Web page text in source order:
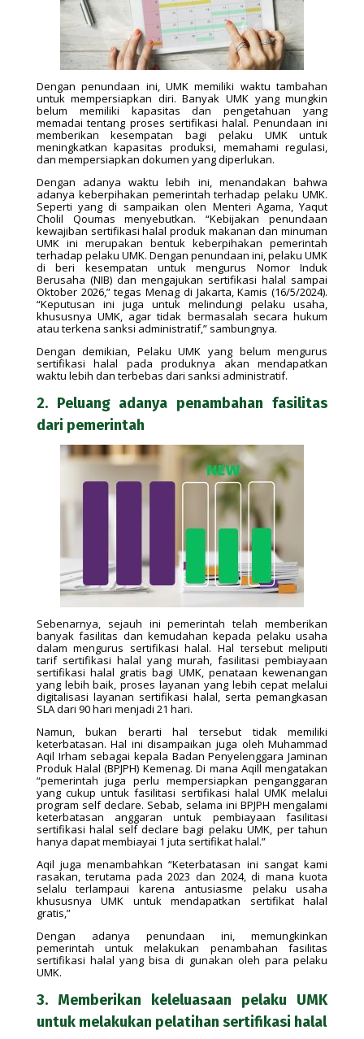
Dengan penundaan ini, UMK memiliki waktu tambahan
untuk mempersiapkan diri. Banyak UMK yang mungkin
belum memiliki kapasitas dan pengetahuan yang
memadai tentang proses sertifikasi halal. Penundaan ini
memberikan kesempatan bagi pelaku UMK untuk
meningkatkan kapasitas produksi, memahami regulasi,
dan mempersiapkan dokumen yang diperlukan.
Dengan adanya waktu lebih ini, menandakan bahwa
adanya keberpihakan pemerintah terhadap pelaku UMK.
Seperti yang di sampaikan olen Menteri Agama, Yaqut
Cholil Qoumas menyebutkan. “Kebijakan penundaan
kewajiban sertifikasi halal produk makanan dan minuman
UMK ini merupakan bentuk keberpihakan pemerintah
terhadap pelaku UMK. Dengan penundaan ini, pelaku UMK
di beri kesempatan untuk mengurus Nomor Induk
Berusaha (NIB) dan mengajukan sertifikasi halal sampai
Oktober 2026,” tegas Menag di Jakarta, Kamis (16/5/2024).
“Keputusan ini juga untuk melindungi pelaku usaha,
khususnya UMK, agar tidak bermasalah secara hukum
atau terkena sanksi administratif,” sambungnya.
Dengan demikian, Pelaku UMK yang belum mengurus
sertifikasi halal pada produknya akan mendapatkan
waktu lebih dan terbebas dari sanksi administratif.
2. Peluang adanya penambahan fasilitas
dari pemerintah
Sebenarnya, sejauh ini pemerintah telah memberikan
banyak fasilitas dan kemudahan kepada pelaku usaha
dalam mengurus sertifikasi halal. Hal tersebut meliputi
tarif sertifikasi halal yang murah, fasilitasi pembiayaan
sertifikasi halal gratis bagi UMK, penataan kewenangan
yang lebih baik, proses layanan yang lebih cepat melalui
digitalisasi layanan sertifikasi halal, serta pemangkasan
SLA dari 90 hari menjadi 21 hari.
Namun, bukan berarti hal tersebut tidak memiliki
keterbatasan. Hal ini disampaikan juga oleh Muhammad
Aqil Irham sebagai kepala Badan Penyelenggara Jaminan
Produk Halal (BPJPH) Kemenag. Di mana Aqill mengatakan
“pemerintah juga perlu mempersiapkan penganggaran
yang cukup untuk fasilitasi sertifikasi halal UMK melalui
program self declare. Sebab, selama ini BPJPH mengalami
keterbatasan anggaran untuk pembiayaan fasilitasi
sertifikasi halal self declare bagi pelaku UMK, per tahun
hanya dapat membiayai 1 juta sertifikat halal.”
Aqil juga menambahkan “Keterbatasan ini sangat kami
rasakan, terutama pada 2023 dan 2024, di mana kuota
selalu terlampaui karena antusiasme pelaku usaha
khususnya UMK untuk mendapatkan sertifikat halal
gratis,”
Dengan adanya penundaan ini, memungkinkan
pemerintah untuk melakukan penambahan fasilitas
sertifikasi halal yang bisa di gunakan oleh para pelaku
UMK.
3. Memberikan keleluasaan pelaku UMK
untuk melakukan pelatihan sertifikasi halal